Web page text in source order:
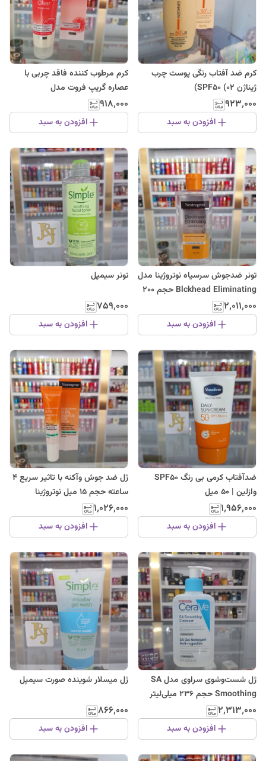
کرم ضد آفتاب رنگی پوست چرب
ژیناژن SPF50 (02)
۹۲۳٬۰۰۰
افزودن به سبد
کرم مرطوب کننده فاقد چربی با
عصاره گریپ فروت مدل
نوتروژینا
۹۱۸٬۰۰۰
افزودن به سبد
تونر ضدجوش سرسیاه نوتروژینا مدل
Blckhead Eliminating حجم 200
میلی لیتر
۲٬۰۱۱٬۰۰۰
افزودن به سبد
تونر سیمپل
۷۵۹٬۰۰۰
افزودن به سبد
ضدآفتاب کرمی بی رنگ SPF50
وازلین | 50 میل
۱٬۹۵۶٬۰۰۰
افزودن به سبد
ژل ضد جوش وآکنه با تاثیر سریع 4
ساعته حجم 15 میل نوتروژینا
۱٬۰۲۶٬۰۰۰
افزودن به سبد
ژل شست‌وشوی سراوی مدل SA
Smoothing حجم 236 میلی‌لیتر
۲٬۳۱۳٬۰۰۰
افزودن به سبد
ژل میسلار شوینده صورت سیمپل
۸۶۶٬۰۰۰
افزودن به سبد